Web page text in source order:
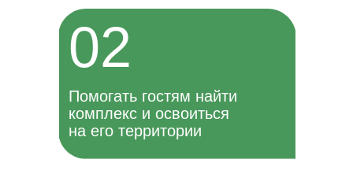
Помогать гостям найти
комплекс и освоиться
на его территории
02